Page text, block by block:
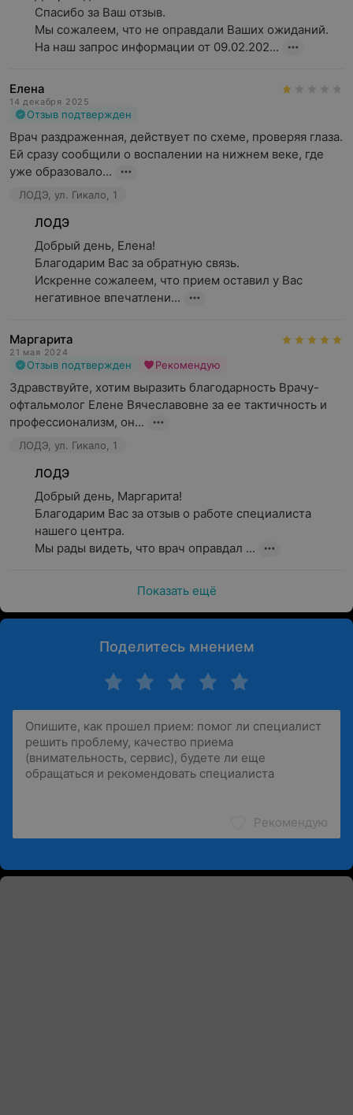
Спасибо за Ваш отзыв.
Мы сожалеем, что не оправдали Ваших ожиданий.
На наш запрос информации от 09.02.202...
Елена
14 декабря 2025
Отзыв подтвержден
Врач раздраженная, действует по схеме, проверяя глаза.
Ей сразу сообщили о воспалении на нижнем веке, где
уже образовало...
ЛОДЭ, ул. Гикало, 1
ЛОДЭ
Добрый день, Елена!
Благодарим Вас за обратную связь.
Искренне сожалеем, что прием оставил у Вас
негативное впечатлени...
Маргарита
21 мая 2024
Отзыв подтвержден Рекомендую
Здравствуйте, хотим выразить благодарность Врачу-
офтальмолог Елене Вячеславовне за ее тактичность и
профессионализм, он...
ЛОДЭ, ул. Гикало, 1
ЛОДЭ
Добрый день, Маргарита!
Благодарим Вас за отзыв о работе специалиста
нашего центра.
Мы рады видеть, что врач оправдал ...
Показать ещё
Поделитесь мнением
Рекомендую